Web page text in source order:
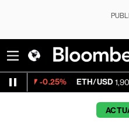
ETH/USD 1,909.095 -